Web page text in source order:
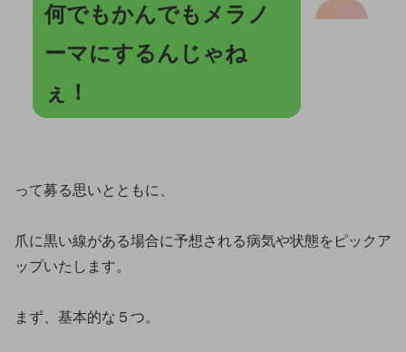
何でもかんでもメラノ
ーマにするんじゃね
ぇ！
って募る思いとともに、
爪に黒い線がある場合に予想される病気や状態をピックア
ップいたします。
まず、基本的な５つ。